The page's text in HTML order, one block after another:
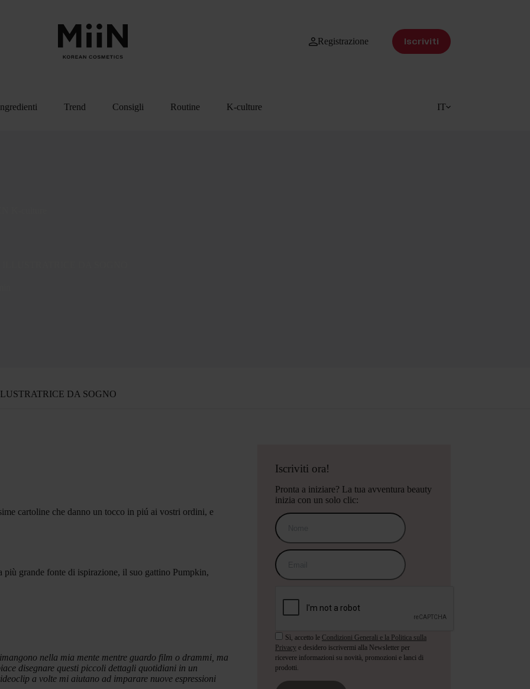
Registrazione
Iscriviti
Trend Consigli Routine K-culture IT
DA SOGNO
cartoline che danno un tocco in piú ai vostri ordini, e
grande fonte di ispirazione, il suo gattino Pumpkin,
nella mia mente mentre guardo film o drammi, ma
disegnare questi piccoli dettagli quotidiani in un
a volte mi aiutano ad imparare nuove espressioni
Iscriviti ora!
Pronta a iniziare? La tua avventura beauty
inizia con un solo clic:
Sì, accetto leCondizioni Generali e la Politica sulla
Privacy e desidero iscrivermi alla Newsletter per
ricevere informazioni su novità, promozioni e lanci di
prodotti.